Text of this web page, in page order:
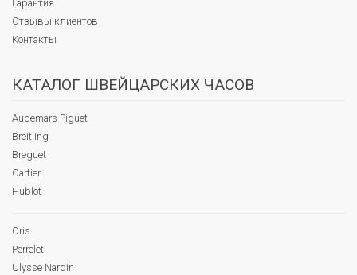
Гарантия
Отзывы клиентов
Контакты
КАТАЛОГ ШВЕЙЦАРСКИХ ЧАСОВ
Audemars Piguet
Breitling
Breguet
Cartier
Hublot
Oris
Perrelet
Ulysse Nardin